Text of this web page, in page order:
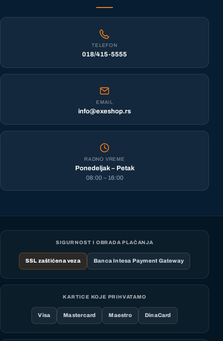
TELEFON
018/415-5555
EMAIL
info@exeshop.rs
RADNO VREME
Ponedeljak – Petak
08:00 – 16:00
SIGURNOST I OBRADA PLAĆANJA
SSL zaštićena veza Banca Intesa Payment Gateway
KARTICE KOJE PRIHVATAMO
Visa Mastercard Maestro DinaCard